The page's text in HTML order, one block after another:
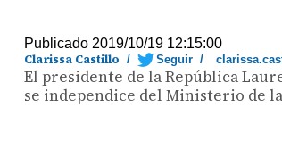
Publicado 2019/10/19 12:15:00
Clarissa Castillo / Seguir /
El presidente de la República
se independice del Ministerio de